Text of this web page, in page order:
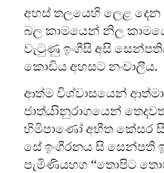
අහස් තලයෙහි ලෙළ දෙන
බල කාමයෙන් නිල
වැටුණු ඉංගීසි අසි
කොඩිය අහසට නංවාලීය.
ආත්ම විශ්වාසයෙන්
ජාත්යාිනුරාගයෙන්
හිමිපාණෝ අභීත කේසර
සේ ඉංගීරනය සි සෙන්පති
පැමිණියහග ‘‘තොපිට